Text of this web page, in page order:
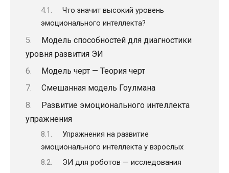
Что значит высокий уровень
эмоционального интеллекта?
Модель способностей для диагностики
уровня развития ЭИ
Модель черт — Теория черт
Смешанная модель Гоулмана
Развитие эмоционального интеллекта
упражнения
Упражнения на развитие
эмоционального интеллекта у взрослых
ЭИ для роботов — исследования